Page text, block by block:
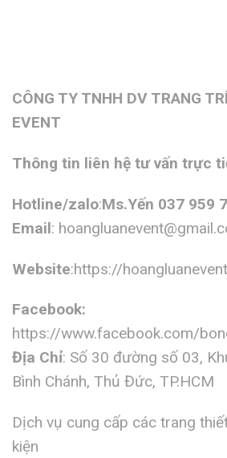
CÔNG TY TNHH DV TRANG
EVENT
Thông tin liên hệ tư vấn trực
Hotline/zalo:Ms.Yến 037 959
Email:
Website:https://
Facebook:
https://www.facebook.com/
Địa Chỉ: Số 30 đường số 03,
Bình Chánh, Thủ Đức, TP.HCM
Dịch vụ cung cấp các trang
kiện